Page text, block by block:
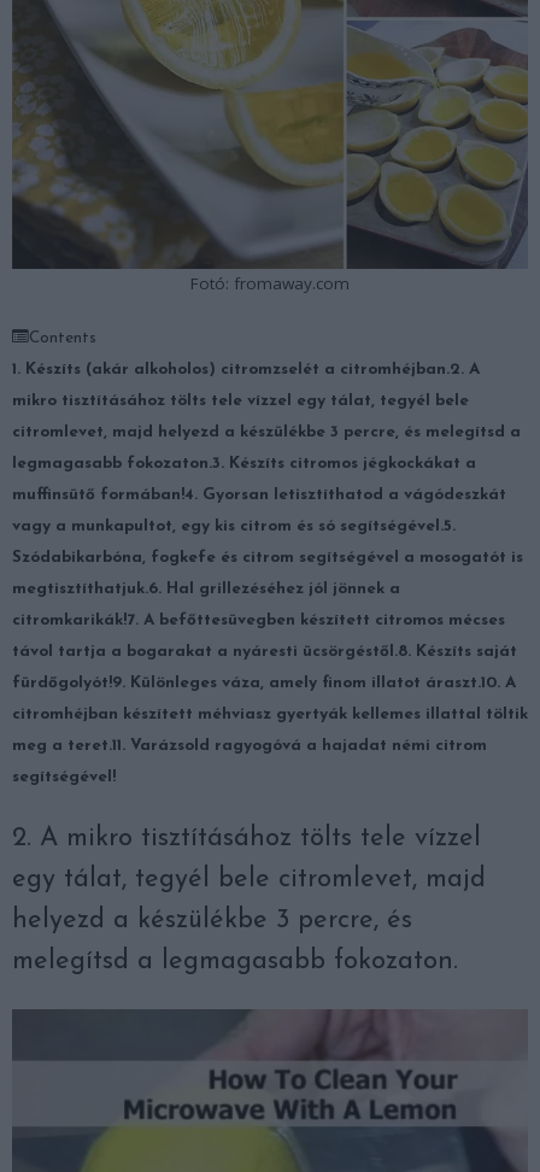
Fotó: fromaway.com
Contents
1. Készíts (akár alkoholos) citromzselét a citromhéjban.2. A
mikro tisztításához tölts tele vízzel egy tálat, tegyél bele
citromlevet, majd helyezd a készülékbe 3 percre, és melegítsd a
legmagasabb fokozaton.3. Készíts citromos jégkockákat a
muffinsütő formában!4. Gyorsan letisztíthatod a vágódeszkát
vagy a munkapultot, egy kis citrom és só segítségével.5.
Szódabikarbóna, fogkefe és citrom segítségével a mosogatót is
megtisztíthatjuk.6. Hal grillezéséhez jól jönnek a
citromkarikák!7. A befőttesüvegben készített citromos mécses
távol tartja a bogarakat a nyáresti ücsörgéstől.8. Készíts saját
fürdőgolyót!9. Különleges váza, amely finom illatot áraszt.10. A
citromhéjban készített méhviasz gyertyák kellemes illattal töltik
meg a teret.11. Varázsold ragyogóvá a hajadat némi citrom
segítségével!
2. A mikro tisztításához tölts tele vízzel
egy tálat, tegyél bele citromlevet, majd
helyezd a készülékbe 3 percre, és
melegítsd a legmagasabb fokozaton.